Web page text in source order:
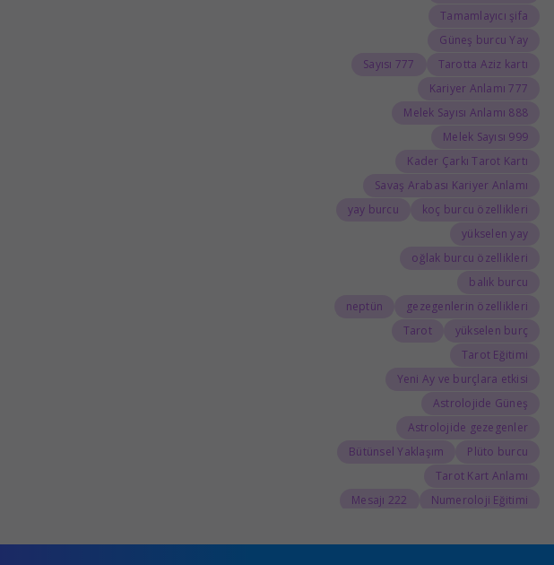
Tamamlayıcı şifa
Güneş burcu Yay
Tarotta Aziz kartı
777 Sayısı
777 Kariyer Anlamı
888 Melek Sayısı Anlamı
999 Melek Sayısı
Kader Çarkı Tarot Kartı
Savaş Arabası Kariyer Anlamı
koç burcu özellikleri
yay burcu
yükselen yay
oğlak burcu özellikleri
balık burcu
gezegenlerin özellikleri
neptün
yükselen burç
Tarot
Tarot Eğitimi
Yeni Ay ve burçlara etkisi
Astrolojide Güneş
Astrolojide gezegenler
Plüto burcu
Bütünsel Yaklaşım
Tarot Kart Anlamı
Numeroloji Eğitimi
222 Mesajı
888 Kariyer Anlamı